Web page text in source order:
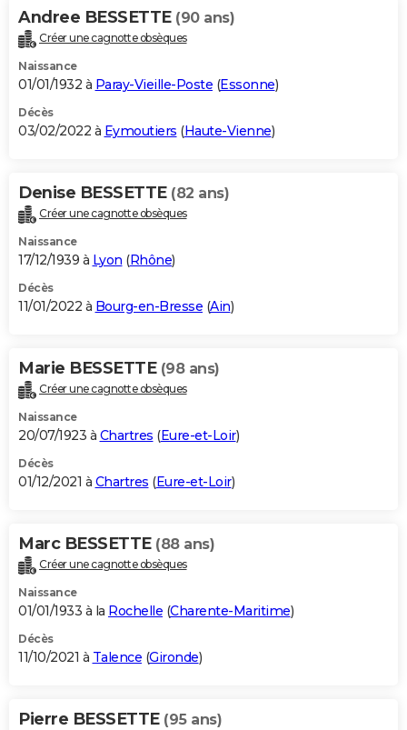
Andree BESSETTE (90 ans)
Créer une cagnotte obsèques
Naissance
01/01/1932 à Paray-Vieille-Poste (Essonne)
Décès
03/02/2022 à Eymoutiers (Haute-Vienne)
Denise BESSETTE (82 ans)
Créer une cagnotte obsèques
Naissance
17/12/1939 à Lyon (Rhône)
Décès
11/01/2022 à Bourg-en-Bresse (Ain)
Marie BESSETTE (98 ans)
Créer une cagnotte obsèques
Naissance
20/07/1923 à Chartres (Eure-et-Loir)
Décès
01/12/2021 à Chartres (Eure-et-Loir)
Marc BESSETTE (88 ans)
Créer une cagnotte obsèques
Naissance
01/01/1933 à la Rochelle (Charente-Maritime)
Décès
11/10/2021 à Talence (Gironde)
Pierre BESSETTE (95 ans)